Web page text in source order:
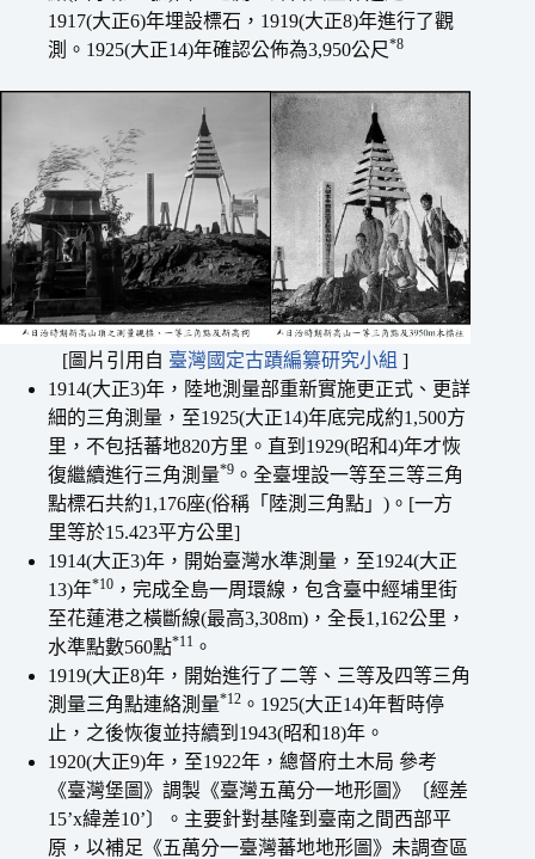
1917(大正6)年埋設標石，1919(大正8)年進行了觀
測。1925(大正14)年確認公佈為3,950公尺*8
[圖片引用自 臺灣國定古蹟編纂研究小組 ]
1914(大正3)年，陸地測量部重新實施更正式、更詳
細的三角測量，至1925(大正14)年底完成約1,500方
里，不包括蕃地820方里。直到1929(昭和4)年才恢
復繼續進行三角測量*9 。全臺埋設一等至三等三角
點標石共約1,176座(俗稱「陸測三角點」)。[一方
里等於15.423平方公里]
1914(大正3)年，開始臺灣水準測量，至1924(大正
13)年*10 ，完成全島一周環線，包含臺中經埔里街
至花蓮港之橫斷線(最高3,308m)，全長1,162公里，
水準點數560點*11 。
1919(大正8)年，開始進行了二等、三等及四等三角
測量三角點連絡測量*12 。1925(大正14)年暫時停
止，之後恢復並持續到1943(昭和18)年。
1920(大正9)年，至1922年，總督府土木局 參考
《臺灣堡圖》調製《臺灣五萬分一地形圖》〔經差
15’x緯差10’〕。主要針對基隆到臺南之間西部平
原，以補足《五萬分一臺灣蕃地地形圖》未調查區